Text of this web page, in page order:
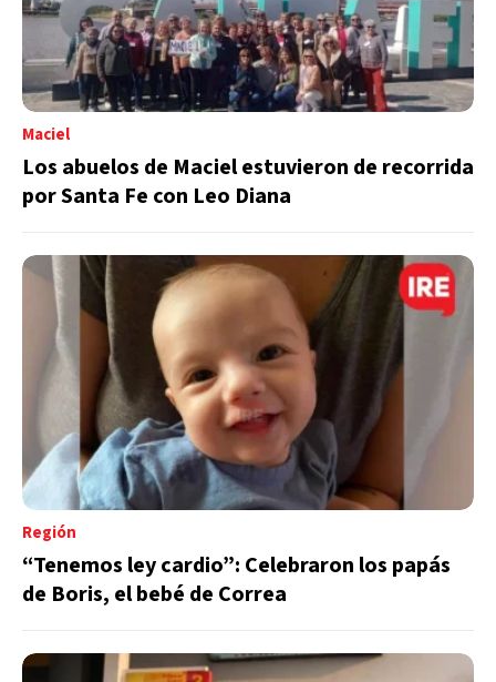
Maciel
Los abuelos de Maciel estuvieron de recorrida
por Santa Fe con Leo Diana
Región
“Tenemos ley cardio”: Celebraron los papás
de Boris, el bebé de Correa